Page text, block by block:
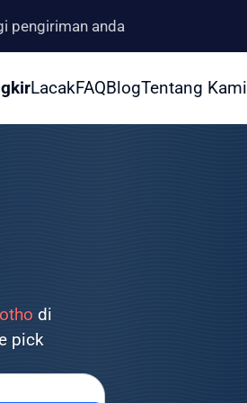
pengiriman anda
LacakFAQBlogTentang Kami
di
pick